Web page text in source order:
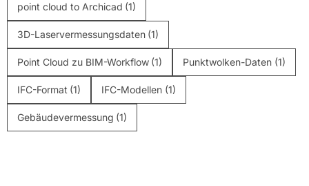
point cloud to Archicad (1)
3D-Laservermessungsdaten (1)
Point Cloud zu BIM-Workflow (1) Punktwolken-Daten (1)
IFC-Format (1) IFC-Modellen (1)
Gebäudevermessung (1)